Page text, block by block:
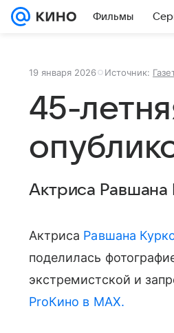
Фильмы
19 января 2026 Источник:
45-
Актриса Равшана
Актриса Равшана
поделилась
экстремистской и
ProКино в MAX.